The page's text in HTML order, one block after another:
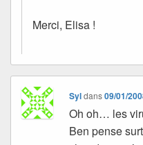
Merci, Elisa !
Syldans09/01/
Oh oh… les
Ben pense